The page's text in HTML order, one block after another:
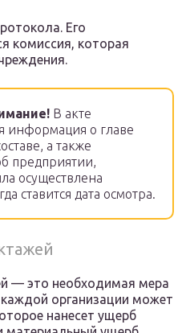
Его
комиссия, которая
В акте
информация о главе
а также
предприятии,
осуществлена
ставится дата осмотра.
— это необходимая мера
организации может
нанесет ущерб